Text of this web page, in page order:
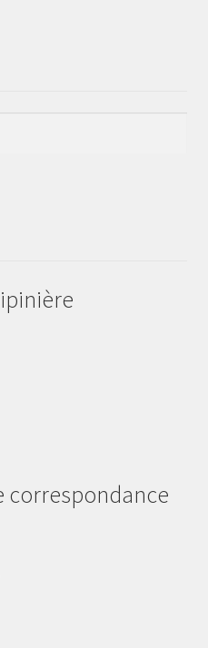
correspondance